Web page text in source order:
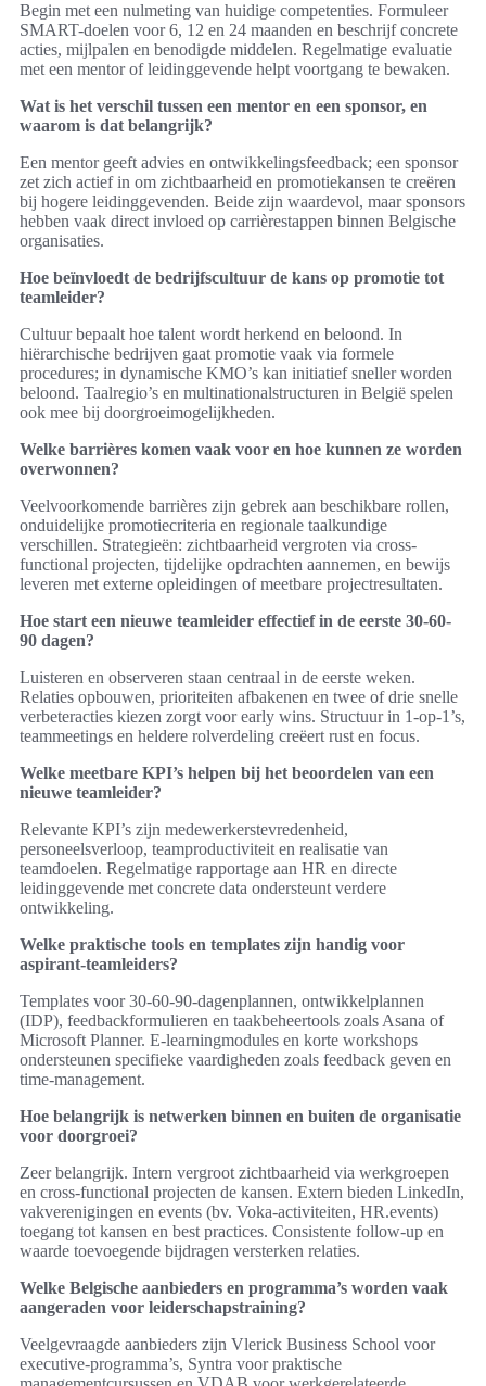
Begin met een nulmeting van huidige competenties. Formuleer
SMART-doelen voor 6, 12 en 24 maanden en beschrijf concrete
acties, mijlpalen en benodigde middelen. Regelmatige evaluatie
met een mentor of leidinggevende helpt voortgang te bewaken.
Wat is het verschil tussen een mentor en een sponsor, en
waarom is dat belangrijk?
Een mentor geeft advies en ontwikkelingsfeedback; een sponsor
zet zich actief in om zichtbaarheid en promotiekansen te creëren
bij hogere leidinggevenden. Beide zijn waardevol, maar sponsors
hebben vaak direct invloed op carrièrestappen binnen Belgische
organisaties.
Hoe beïnvloedt de bedrijfscultuur de kans op promotie tot
teamleider?
Cultuur bepaalt hoe talent wordt herkend en beloond. In
hiërarchische bedrijven gaat promotie vaak via formele
procedures; in dynamische KMO’s kan initiatief sneller worden
beloond. Taalregio’s en multinationalstructuren in België spelen
ook mee bij doorgroeimogelijkheden.
Welke barrières komen vaak voor en hoe kunnen ze worden
overwonnen?
Veelvoorkomende barrières zijn gebrek aan beschikbare rollen,
onduidelijke promotiecriteria en regionale taalkundige
verschillen. Strategieën: zichtbaarheid vergroten via cross-
functional projecten, tijdelijke opdrachten aannemen, en bewijs
leveren met externe opleidingen of meetbare projectresultaten.
Hoe start een nieuwe teamleider effectief in de eerste 30-60-
90 dagen?
Luisteren en observeren staan centraal in de eerste weken.
Relaties opbouwen, prioriteiten afbakenen en twee of drie snelle
verbeteracties kiezen zorgt voor early wins. Structuur in 1-op-1’s,
teammeetings en heldere rolverdeling creëert rust en focus.
Welke meetbare KPI’s helpen bij het beoordelen van een
nieuwe teamleider?
Relevante KPI’s zijn medewerkerstevredenheid,
personeelsverloop, teamproductiviteit en realisatie van
teamdoelen. Regelmatige rapportage aan HR en directe
leidinggevende met concrete data ondersteunt verdere
ontwikkeling.
Welke praktische tools en templates zijn handig voor
aspirant-teamleiders?
Templates voor 30-60-90-dagenplannen, ontwikkelplannen
(IDP), feedbackformulieren en taakbeheertools zoals Asana of
Microsoft Planner. E-learningmodules en korte workshops
ondersteunen specifieke vaardigheden zoals feedback geven en
time-management.
Hoe belangrijk is netwerken binnen en buiten de organisatie
voor doorgroei?
Zeer belangrijk. Intern vergroot zichtbaarheid via werkgroepen
en cross-functional projecten de kansen. Extern bieden LinkedIn,
vakverenigingen en events (bv. Voka-activiteiten, HR.events)
toegang tot kansen en best practices. Consistente follow-up en
waarde toevoegende bijdragen versterken relaties.
Welke Belgische aanbieders en programma’s worden vaak
aangeraden voor leiderschapstraining?
Veelgevraagde aanbieders zijn Vlerick Business School voor
executive-programma’s, Syntra voor praktische